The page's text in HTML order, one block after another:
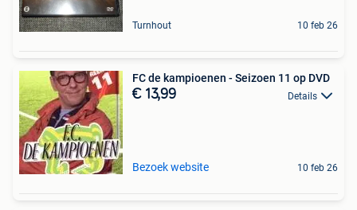
Turnhout 10 feb 26
FC de kampioenen - Seizoen 11 op DVD
€ 13,99 Details
Bezoek website 10 feb 26